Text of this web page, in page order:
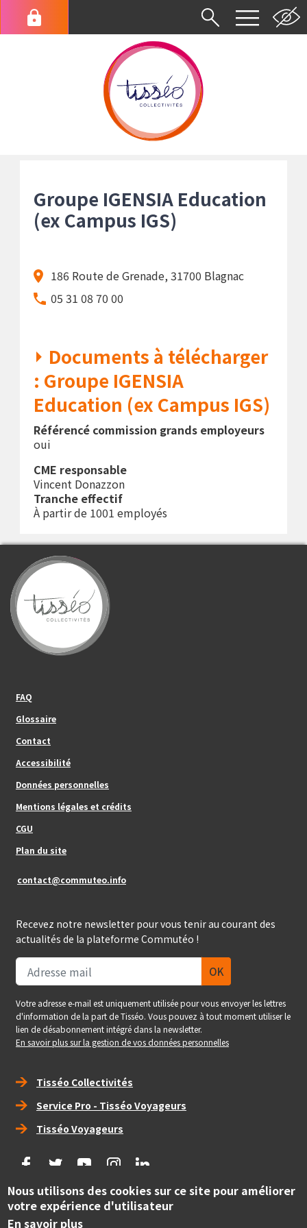
contenu
Menu
du
Groupe IGENSIA Education
(ex Campus IGS)
186 Route de Grenade, 31700 Blagnac
05 31 08 70 00
Documents à télécharger
: Groupe IGENSIA
Education (ex Campus IGS)
Référencé commission grands employeurs
oui
CME responsable
Vincent Donazzon
Tranche effectif
À partir de 1001 employés
FAQ
Glossaire
Contact
Footer_center
Accessibilité
Données personnelles
Mentions légales et crédits
CGU
Plan du site
contact@commuteo.info
Recevez notre newsletter pour vous tenir au courant des
actualités de la plateforme Commutéo !
Votre adresse e-mail est uniquement utilisée pour vous envoyer les lettres
d'information de la part de Tisséo. Vous pouvez à tout moment utiliser le
lien de désabonnement intégré dans la newsletter.
En savoir plus sur la gestion de vos données personnelles
Right_footer
Tisséo Collectivités
Service Pro - Tisséo Voyageurs
Tisséo Voyageurs
social
Copyright
© Tisséo Collectivités 2020 - Autorité organisatrice des
mobilités de la grande agglomération toulousaine.
Nous utilisons des cookies sur ce site pour améliorer
votre expérience d'utilisateur
En savoir plus